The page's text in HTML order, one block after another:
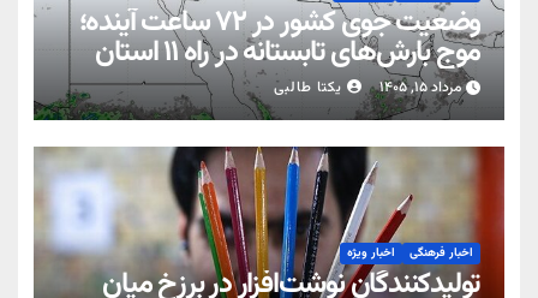
وضعیت جوی کشور در ۷۲ ساعت آینده؛
موج بارش‌های تابستانه در راه ۱۱ استان
مرداد ۱۵, ۱۴۰۵ یکتا طالبی
اخبار فرهنگی اخبار ویژه
تولیدکنندگان نوشت‌افزار در برزخ میان